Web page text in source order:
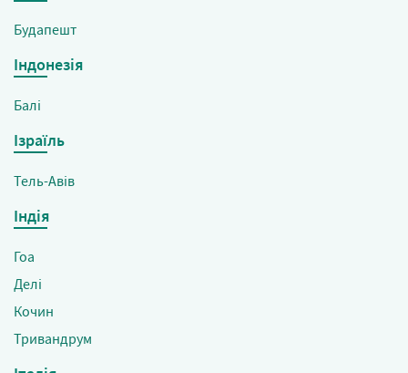
Будапешт
Індонезія
Балі
Ізраїль
Тель-Авів
Індія
Гоа
Делі
Кочин
Тривандрум